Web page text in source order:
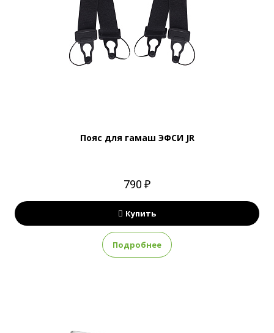
Пояс для гамаш ЭФСИ JR
790 ₽
Купить
Подробнее